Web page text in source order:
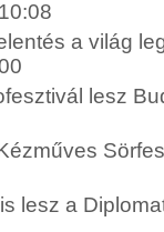
a világ
lesz
lesz a